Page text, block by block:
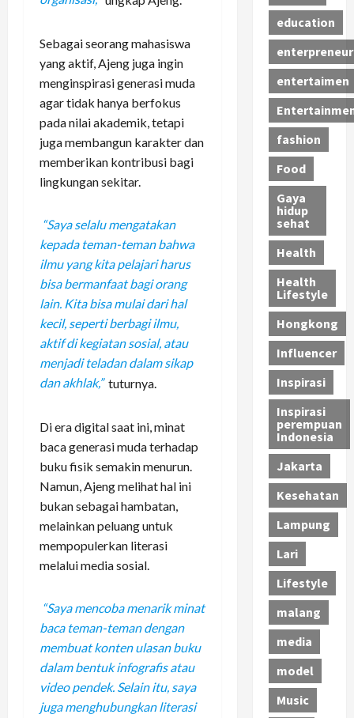
Sebagai seorang mahasiswa
yang aktif, Ajeng juga ingin
menginspirasi generasi muda
agar tidak hanya berfokus
pada nilai akademik, tetapi
juga membangun karakter dan
memberikan kontribusi bagi
lingkungan sekitar.
“Saya selalu mengatakan
kepada teman-teman bahwa
ilmu yang kita pelajari harus
bisa bermanfaat bagi orang
lain. Kita bisa mulai dari hal
kecil, seperti berbagi ilmu,
aktif di kegiatan sosial, atau
menjadi teladan dalam sikap
dan akhlak,” tuturnya.
Di era digital saat ini, minat
baca generasi muda terhadap
buku fisik semakin menurun.
Namun, Ajeng melihat hal ini
bukan sebagai hambatan,
melainkan peluang untuk
mempopulerkan literasi
melalui media sosial.
“Saya mencoba menarik minat
baca teman-teman dengan
membuat konten ulasan buku
dalam bentuk infografis atau
video pendek. Selain itu, saya
juga menghubungkan literasi
education
enterpreneur
entertaimen
fashion
Food
Gaya
hidup
sehat
Health
Health
Lifestyle
Hongkong
Influencer
Inspirasi
Inspirasi
perempuan
Indonesia
Jakarta
Kesehatan
Lampung
Lari
Lifestyle
malang
media
model
Music